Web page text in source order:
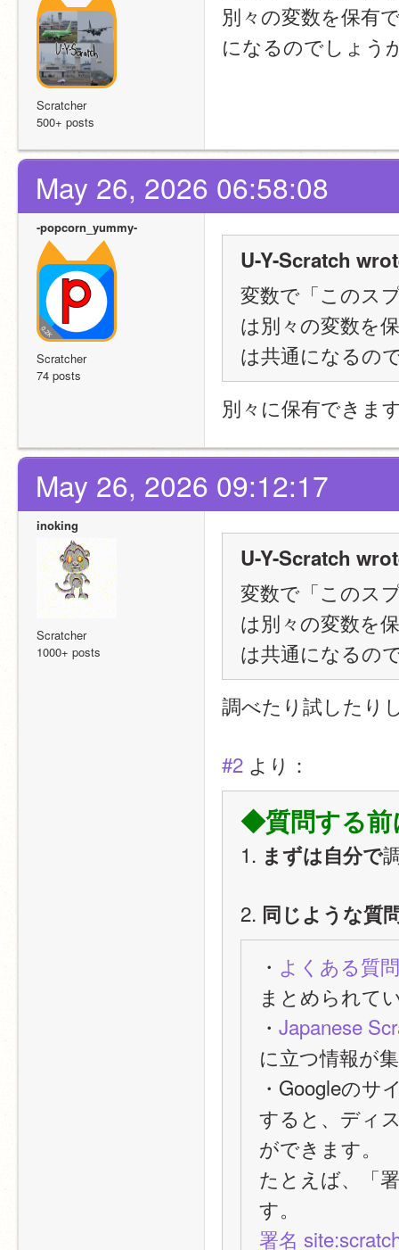
Scratcher
500+ posts
別々の変数を保有
になるのでしょう
May 26, 2026 06:58:08
-popcorn_yummy-
Scratcher
74 posts
U-Y-Scratch
変数で「このス
は別々の変数を
は共通になるの
別々に保有できま
May 26, 2026 09:12:17
inoking
Scratcher
1000+ posts
U-Y-Scratch
変数で「このス
は別々の変数を
は共通になるの
調べたり試したり
#2 より：
◆質問する前
1. まずは自分で
2. 同じような質
・ よくある質
まとめられ
・ Japanese
に立つ情報が
・Googleのサ
すると、ディ
ができます。
たとえば、「
す。
署名